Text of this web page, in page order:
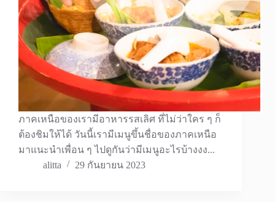
ภาคเหนือของเรามีอาหารรสเลิศ ที่ไม่ว่าใคร ๆ ก็
ต้องชิมให้ได้ วันนี้เรามีเมนูขึ้นชื่อของภาคเหนือ
มาแนะนำเพื่อน ๆ ไปดูกันว่ามีเมนูอะไรบ้างงง...
alitta
29 กันยายน 2023